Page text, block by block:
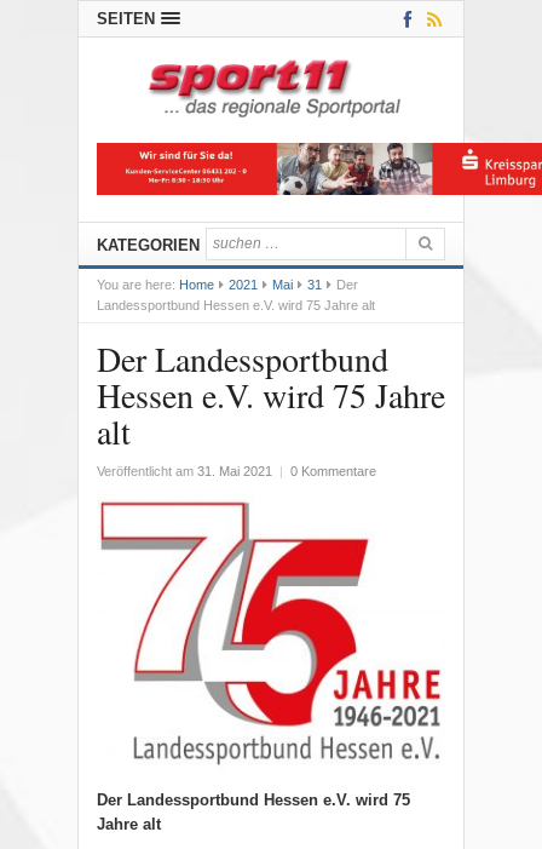
SEITEN
KATEGORIEN
You are here: Home 2021 Mai 31
Der
Landessportbund Hessen e.V. wird 75 Jahre alt
Der Landessportbund
Hessen e.V. wird 75 Jahre
alt
Veröffentlicht am 31. Mai 2021 0 Kommentare
Der Landessportbund Hessen e.V. wird 75
Jahre alt